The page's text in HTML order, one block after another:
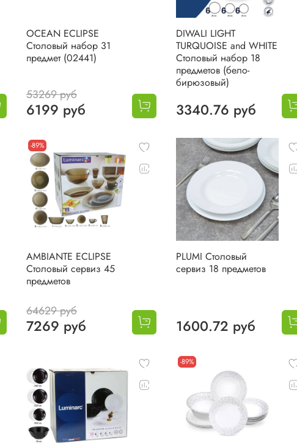
OCEAN ECLIPSE
Столовый набор 31
предмет (02441)
53269 руб
6199 руб
DIWALI LIGHT
TURQUOISE and WHITE
Столовый набор 18
предметов (бело-
бирюзовый)
3340.76 руб
-89%
AMBIANTE ECLIPSE
Столовый сервиз 45
предметов
64629 руб
7269 руб
PLUMI Столовый
сервиз 18 предметов
1600.72 руб
-89%